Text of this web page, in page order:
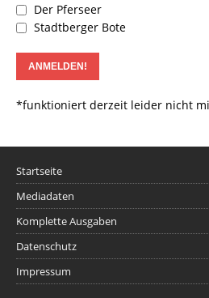
Der Pferseer
Stadtberger Bote
*funktioniert derzeit leider nicht
Startseite
Mediadaten
Komplette Ausgaben
Datenschutz
Impressum